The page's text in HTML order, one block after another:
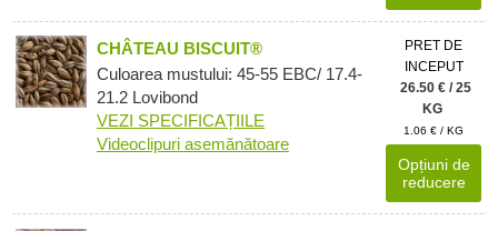
CHÂTEAU BISCUIT®
Culoarea mustului: 45-55 EBC/ 17.4-
21.2 Lovibond
VEZI SPECIFICAȚIILE
Videoclipuri asemănătoare
PRET DE
INCEPUT
26.50 € / 25
KG
1.06 € / KG
Opțiuni de
reducere